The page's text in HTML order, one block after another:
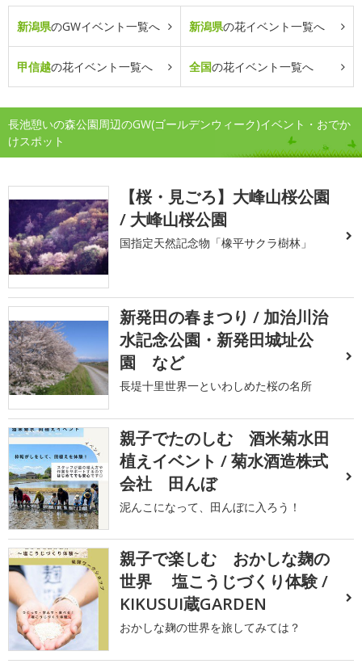
新潟県のGWイベント一覧へ 新潟県の花イベント一覧へ
甲信越の花イベント一覧へ 全国の花イベント一覧へ
長池憩いの森公園周辺のGW(ゴールデンウィーク)イベント・おでか
けスポット
【桜・見ごろ】大峰山桜公園
/ 大峰山桜公園
国指定天然記念物「橡平サクラ樹林」
新発田の春まつり / 加治川治
水記念公園・新発田城址公
園 など
長堤十里世界一といわしめた桜の名所
親子でたのしむ 酒米菊水田
植えイベント / 菊水酒造株式
会社 田んぼ
泥んこになって、田んぼに入ろう！
親子で楽しむ おかしな麹の
世界 塩こうじづくり体験 /
KIKUSUI蔵GARDEN
おかしな麹の世界を旅してみては？